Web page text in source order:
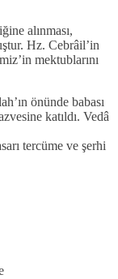
alınması,
Hz. Cebrâil’in
mektublarını
önünde babası
katıldı. Vedâ
tercüme ve şerhi